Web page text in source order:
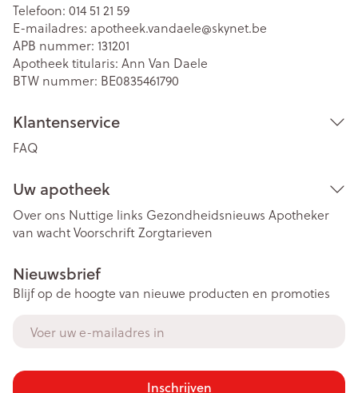
Telefoon: 014 51 21 59
E-mailadres: apotheek.vandaele@skynet.be
APB nummer: 131201
Apotheek titularis: Ann Van Daele
BTW nummer: BE0835461790
Klantenservice
FAQ
Uw apotheek
Over ons Nuttige links Gezondheidsnieuws Apotheker
van wachtVoorschriftZorgtarieven
Nieuwsbrief
Blijf op de hoogte van nieuwe producten en promoties
Inschrijven